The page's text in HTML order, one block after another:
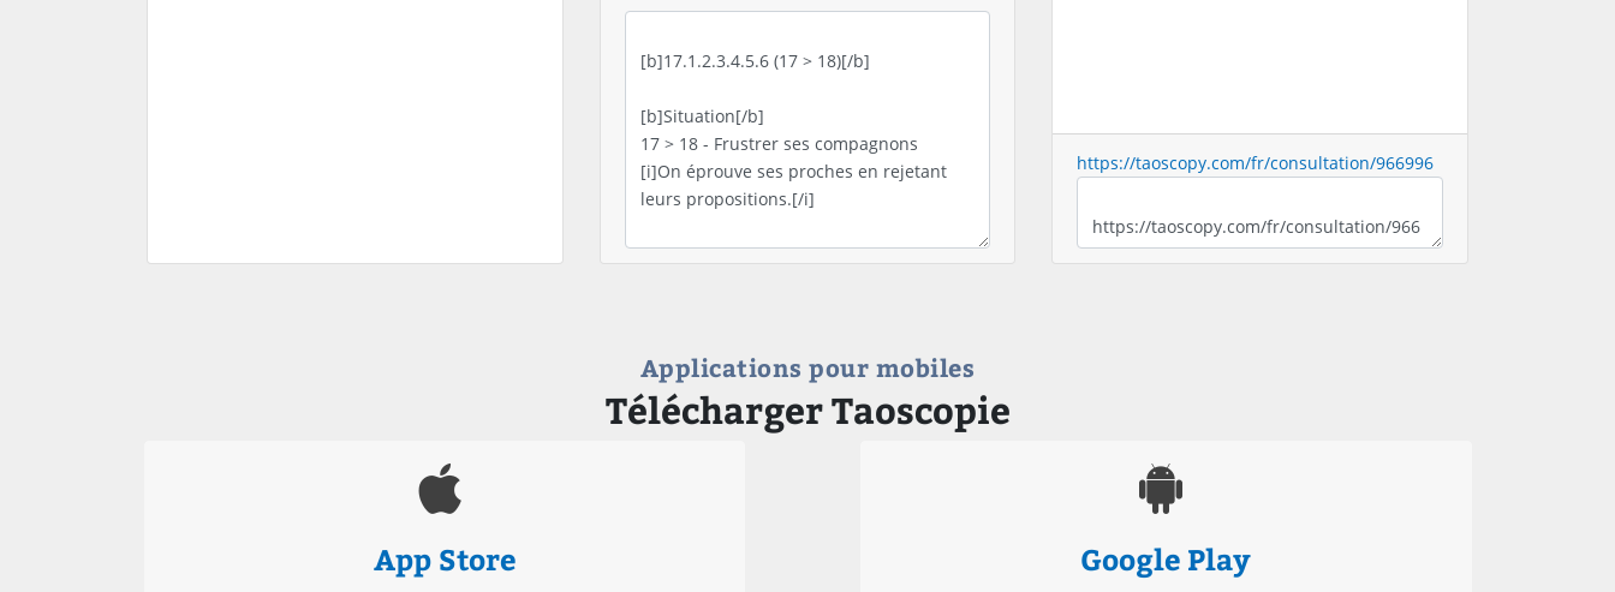
https://taoscopy.com/fr/consultation/966996
Applications pour mobiles
Télécharger Taoscopie
App Store Google Play